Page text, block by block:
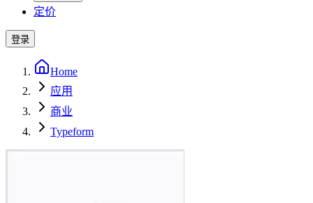
定价
登录
Home
应用
商业
Typeform